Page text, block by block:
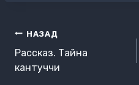
Навигация
по
записям
НАЗАД
Рассказ. Тайна
кантуччи